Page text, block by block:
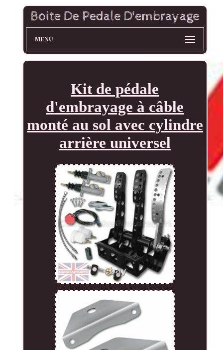
MENU
Kit de pédale
d'embrayage à câble
monté au sol avec cylindre
arrière universel